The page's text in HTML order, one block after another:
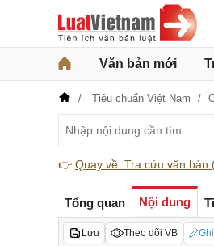
Văn bản mới
Tiêu chuẩn Việt Nam
👉 Quay về: Tra cứu văn bản
Tổng quan Nội dung
Lưu Theo dõi VB